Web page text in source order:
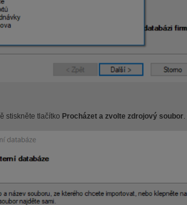
stiskněte tlačítko Procházet a zvolte zdrojový soubor